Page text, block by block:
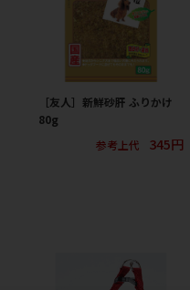
［友人］新鮮砂肝 ふりかけ
80g
参考上代
345円